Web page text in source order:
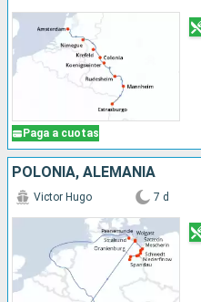
Paga a cuotas
POLONIA, ALEMANIA
Victor Hugo 7 d